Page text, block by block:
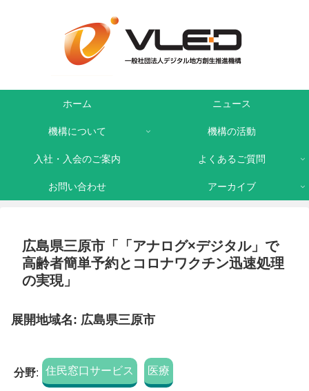
ホーム ニュース
機構について 機構の活動
入社・入会のご案内 よくあるご質問
お問い合わせ アーカイブ
広島県三原市「「アナログ×デジタル」で
高齢者簡単予約とコロナワクチン迅速処理
の実現」
展開地域名: 広島県三原市
分野: 住民窓口サービス 医療